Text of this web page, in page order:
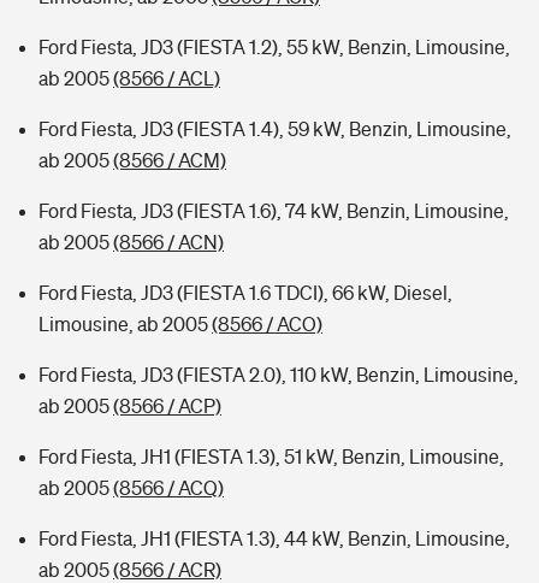
Ford Fiesta, JD3 (FIESTA 1.2), 55 kW, Benzin, Limousine,
ab 2005(8566 / ACL)
Ford Fiesta, JD3 (FIESTA 1.4), 59 kW, Benzin, Limousine,
ab 2005(8566 / ACM)
Ford Fiesta, JD3 (FIESTA 1.6), 74 kW, Benzin, Limousine,
ab 2005(8566 / ACN)
Ford Fiesta, JD3 (FIESTA 1.6 TDCI), 66 kW, Diesel,
Limousine, ab 2005(8566 / ACO)
Ford Fiesta, JD3 (FIESTA 2.0), 110 kW, Benzin, Limousine,
ab 2005(8566 / ACP)
Ford Fiesta, JH1 (FIESTA 1.3), 51 kW, Benzin, Limousine,
ab 2005(8566 / ACQ)
Ford Fiesta, JH1 (FIESTA 1.3), 44 kW, Benzin, Limousine,
ab 2005(8566 / ACR)